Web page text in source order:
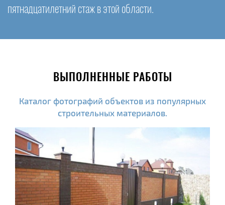
пятнадцатилетний стаж в этой области.
ВЫПОЛНЕННЫЕ РАБОТЫ
Каталог фотографий объектов из популярных
строительных материалов.